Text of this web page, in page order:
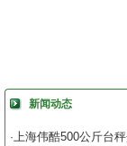
新闻动态
·上海伟酷500公斤台